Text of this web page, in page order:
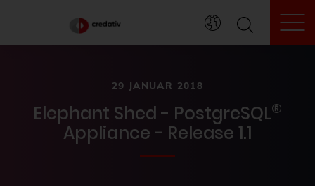
29 JANUAR 2018
Elephant Shed - PostgreSQL®
Appliance - Release 1.1